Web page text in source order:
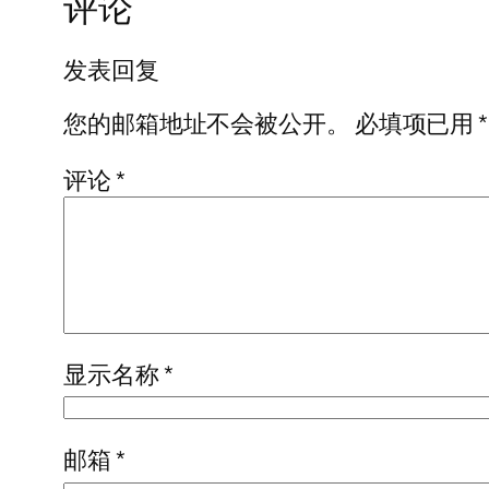
发表回复
您的邮箱地址不会被公开。
必填项已用*
评论*
显示名称*
邮箱*